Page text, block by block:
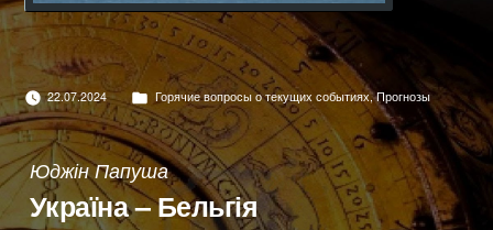
22.07.2024
Опубліковано
в
Горячие вопросы о текущих событиях,Прогнозы
Юджін Папуша
Україна – Бельгія